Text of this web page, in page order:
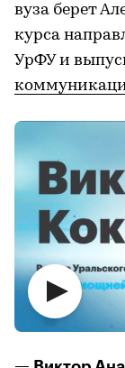
вуза берет
курса
УрФУ и